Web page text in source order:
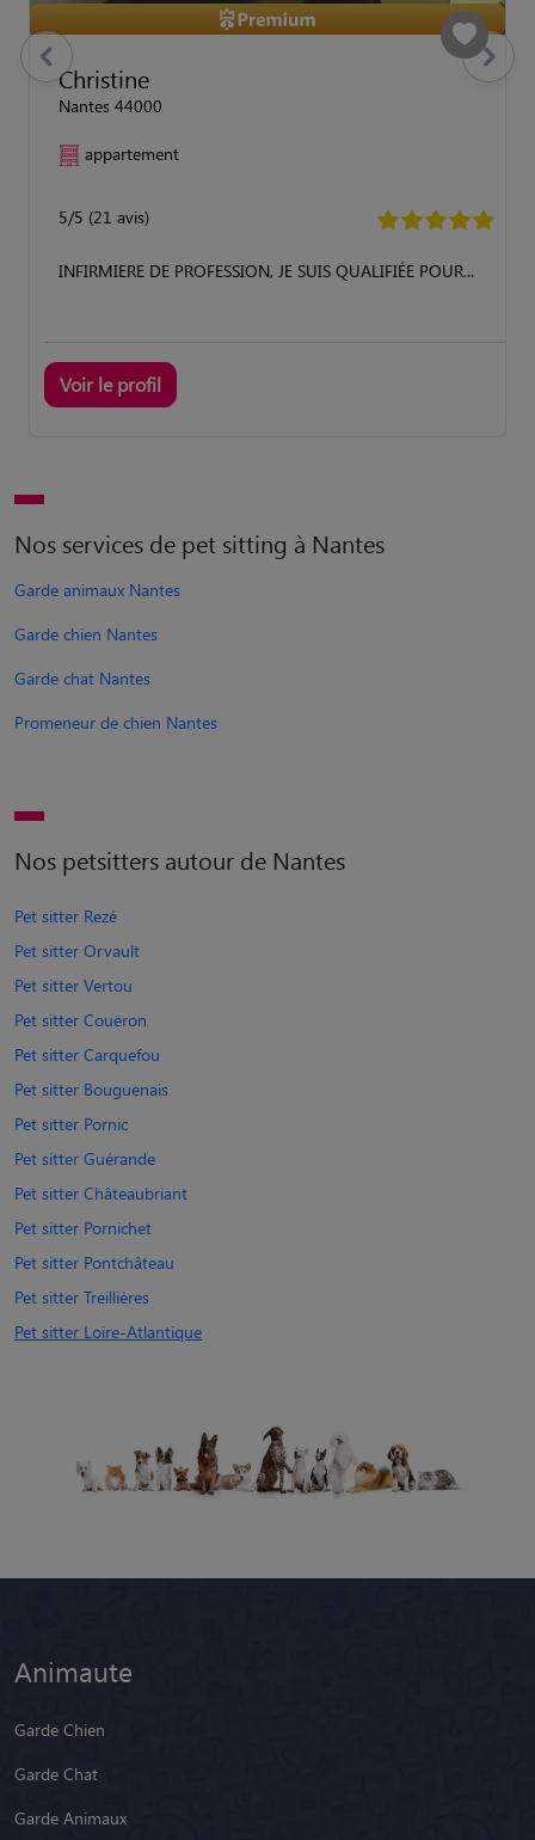
Christine
Nantes 44000
appartement
5/5 (21 avis)
INFIRMIERE DE PROFESSION, JE SUIS QUALIFIÉE POUR...
Voir le profil
previous Suivant
Nos services de pet sitting à Nantes
Garde animaux Nantes
Garde chien Nantes
Garde chat Nantes
Promeneur de chien Nantes
Nos petsitters autour de Nantes
Pet sitter Rezé
Pet sitter Orvault
Pet sitter Vertou
Pet sitter Couëron
Pet sitter Carquefou
Pet sitter Bouguenais
Pet sitter Pornic
Pet sitter Guérande
Pet sitter Châteaubriant
Pet sitter Pornichet
Pet sitter Pontchâteau
Pet sitter Treillières
Pet sitter Loire-Atlantique
Animaute
Garde Chien
Garde Chat
Garde Animaux